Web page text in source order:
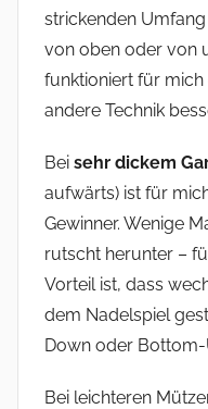
strickenden
von oben oder von
funktioniert für
andere Technik
Bei sehr dickem
aufwärts) ist für
Gewinner. Wenige
rutscht herunter –
Vorteil ist, dass
dem Nadelspiel
Down oder
Bei leichteren